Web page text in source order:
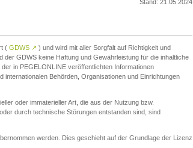
Stand: 21.05.2024
( GDWS ↗ ) und wird mit aller Sorgfalt auf Richtigkeit und
GDWS keine Haftung und Gewährleistung für die inhaltliche
in PEGELONLINE veröffentlichten Informationen
Behörden, Organisationen und Einrichtungen
oder immaterieller Art, die aus der Nutzung bzw.
durch technische Störungen entstanden sind, sind
werden. Dies geschieht auf der Grundlage der Lizenz